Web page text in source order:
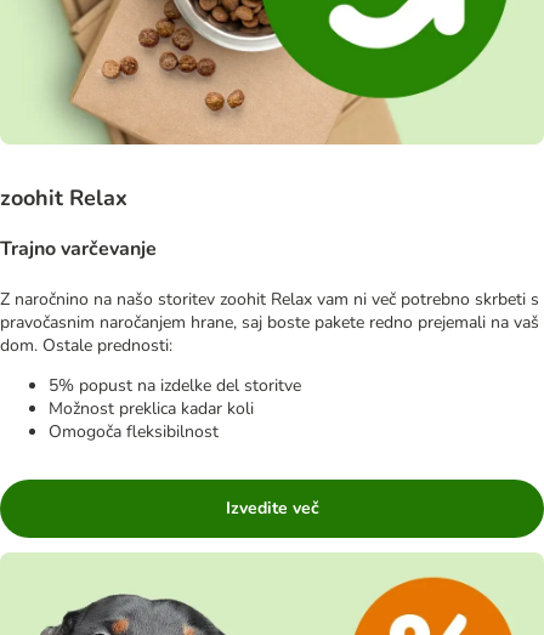
zoohit Relax
Trajno varčevanje
Z naročnino na našo storitev zoohit Relax vam ni več potrebno skrbeti s
pravočasnim naročanjem hrane, saj boste pakete redno prejemali na vaš
dom. Ostale prednosti:
5% popust na izdelke del storitve
Možnost preklica kadar koli
Omogoča fleksibilnost
Izvedite več